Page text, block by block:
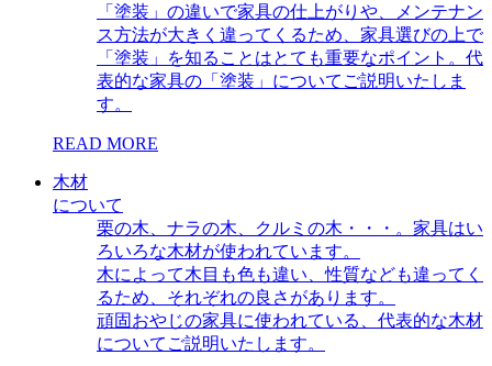
「塗装」の違いで家具の仕上がりや、メンテナン
ス方法が大きく違ってくるため、家具選びの上で
「塗装」を知ることはとても重要なポイント。代
表的な家具の「塗装」についてご説明いたしま
す。
READ MORE
木材
について
栗の木、ナラの木、クルミの木・・・。家具はい
ろいろな木材が使われています。
木によって木目も色も違い、性質なども違ってく
るため、それぞれの良さがあります。
頑固おやじの家具に使われている、代表的な木材
についてご説明いたします。